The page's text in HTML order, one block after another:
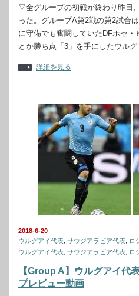
▽全グループの初戦が終わり昨日
った。グループA第2戦の第2試合
に守備でも奮闘していたDFホセ
とか勝ち点「3」を手にしたウル
詳細を見る
2018-6-20
ウルグアイ代表 サウジアラビア代表
ロ
ウルグアイ代表 サウジアラビア代表 ロ
【Group A】ウルグアイ
プレビュー動画